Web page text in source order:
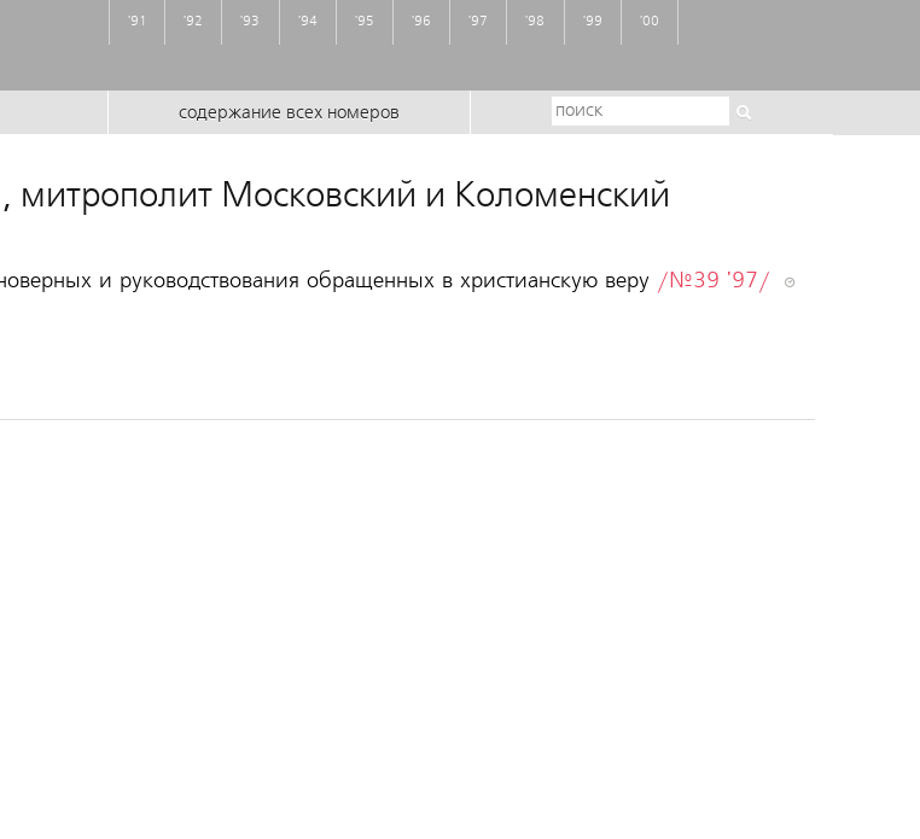
'91 '92 '93 '94 '95 '96 '97 '98 '99 '00
содержание всех номеров
митрополит Московский и Коломенский
и руководствования обращенных в христианскую веру /№39 '97/